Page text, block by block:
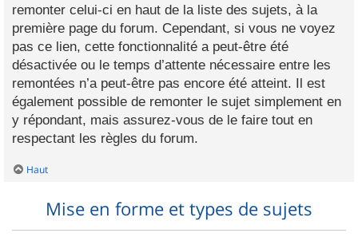
remonter celui-ci en haut de la liste des sujets, à la
première page du forum. Cependant, si vous ne voyez
pas ce lien, cette fonctionnalité a peut-être été
désactivée ou le temps d’attente nécessaire entre les
remontées n’a peut-être pas encore été atteint. Il est
également possible de remonter le sujet simplement en
y répondant, mais assurez-vous de le faire tout en
respectant les règles du forum.
Haut
Mise en forme et types de sujets